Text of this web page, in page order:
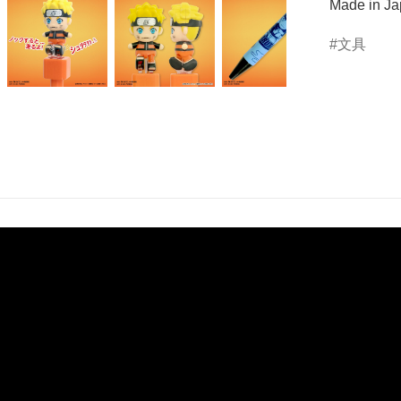
Made in
文具